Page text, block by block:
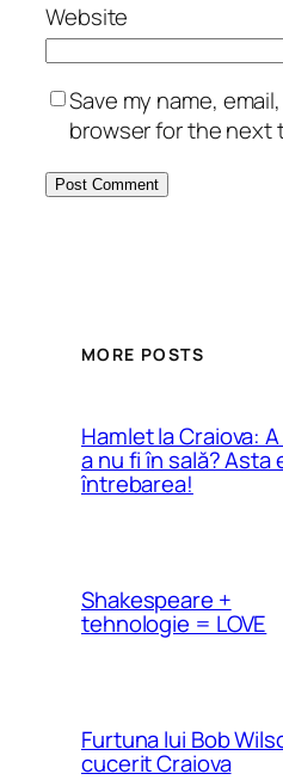
Website
Save my name,
browser for the next
MORE POSTS
Hamlet la Craiova:
a nu fi în sală? Asta
întrebarea!
Shakespeare +
tehnologie = LOVE
Furtuna lui Bob
cucerit Craiova